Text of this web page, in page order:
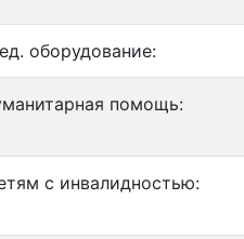
оборудование:
помощь:
с инвалидностью: